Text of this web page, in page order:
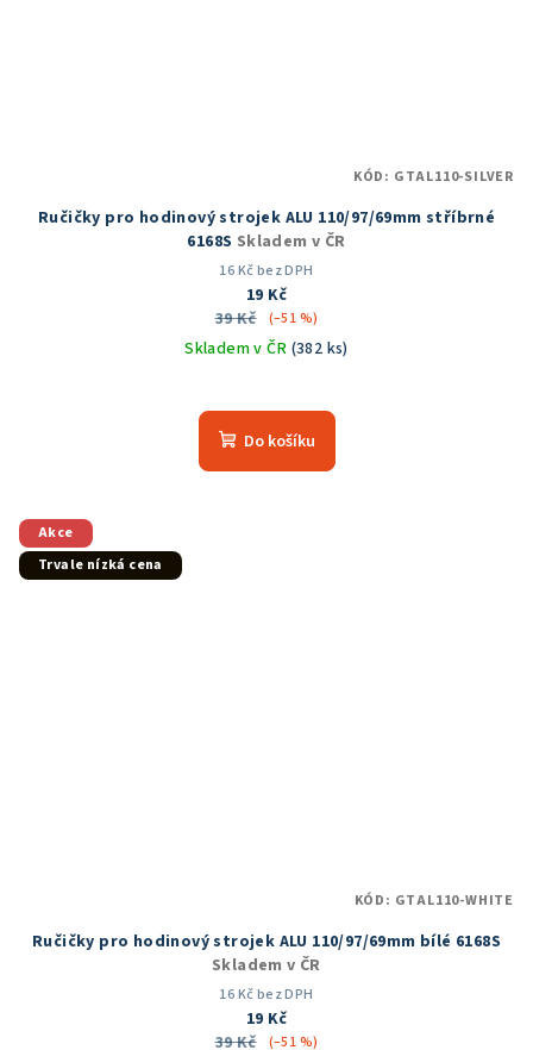
Ručičky pro hodinový strojek ALU 110/97/69mm stříbrné
6168S Skladem v ČR
16 Kč bez DPH
19 Kč
39 Kč
(–51 %)
Skladem v ČR (382 ks)
Do košíku
KÓD: GTAL110-SILVER
Akce
Trvale nízká cena
Ručičky pro hodinový strojek ALU 110/97/69mm bílé 6168S
Skladem v ČR
16 Kč bez DPH
19 Kč
39 Kč
(–51 %)
KÓD: GTAL110-WHITE